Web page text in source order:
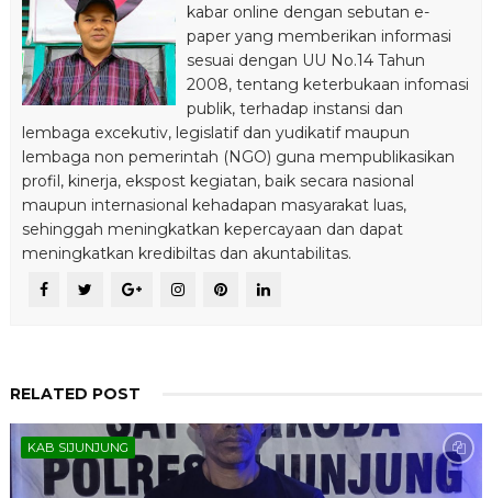
kabar online dengan sebutan e-
paper yang memberikan informasi
sesuai dengan UU No.14 Tahun
2008, tentang keterbukaan infomasi
publik, terhadap instansi dan
lembaga excekutiv, legislatif dan yudikatif maupun
lembaga non pemerintah (NGO) guna mempublikasikan
profil, kinerja, ekspost kegiatan, baik secara nasional
maupun internasional kehadapan masyarakat luas,
sehinggah meningkatkan kepercayaan dan dapat
meningkatkan kredibiltas dan akuntabilitas.
RELATED POST
KAB SIJUNJUNG